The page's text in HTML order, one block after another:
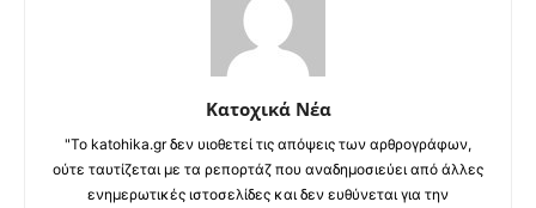
Κατοχικά Νέα
"Το katohika.gr δεν υιοθετεί τις απόψεις των αρθρογράφων,
ούτε ταυτίζεται με τα ρεπορτάζ που αναδημοσιεύει από άλλες
ενημερωτικές ιστοσελίδες και δεν ευθύνεται για την